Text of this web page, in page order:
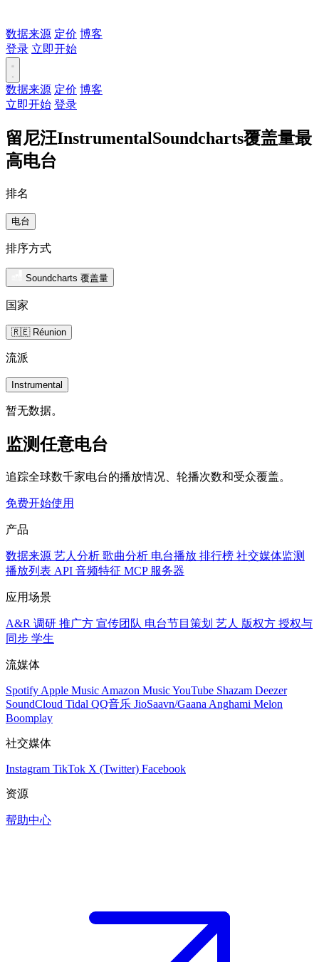
数据来源 定价 博客
登录 立即开始
数据来源 定价 博客
立即开始 登录
留尼汪InstrumentalSoundcharts覆盖量最
高电台
排名
电台
排序方式
Soundcharts 覆盖量
国家
🇷🇪 Réunion
流派
Instrumental
暂无数据。
监测任意电台
追踪全球数千家电台的播放情况、轮播次数和受众覆盖。
免费开始使用
产品
数据来源 艺人分析 歌曲分析 电台播放 排行榜 社交媒体监测
播放列表 API 音频特征 MCP 服务器
应用场景
A&R 调研 推广方 宣传团队 电台节目策划 艺人 版权方 授权与
同步 学生
流媒体
Spotify Apple Music Amazon MusicYouTube Shazam Deezer
SoundCloud Tidal QQ音乐 JioSaavn/Gaana Anghami Melon
Boomplay
社交媒体
Instagram TikTok X (Twitter) Facebook
资源
帮助中心